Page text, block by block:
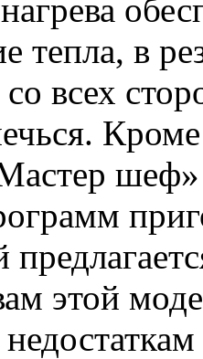
тепла, в
со всех
Кроме
шеф»
этой